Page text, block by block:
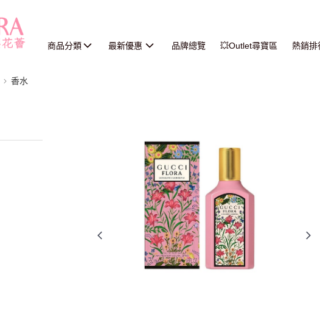
商品分類 最新優惠 品牌總覽 💥Outlet尋寶區 熱銷排
香水